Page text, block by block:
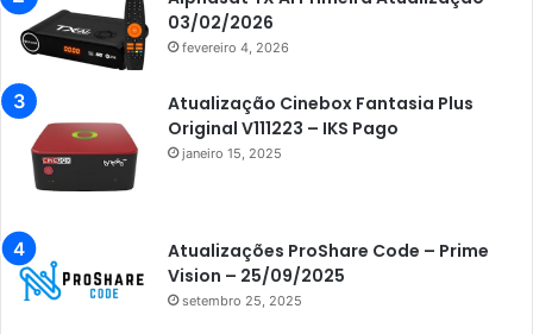
Azamerica Champions
Azamerica Champions IPTV
Azamerica Extremo IPTV
Azamerica F92 Plus
Azamerica Gold
Azamerica i7 IPTV
Azamerica King
03/02/2026
fevereiro 4, 2026
Atualização Cinebox Fantasia Plus
Original V111223 – IKS Pago
janeiro 15, 2025
Atualizações ProShare Code – Prime
Vision – 25/09/2025
setembro 25, 2025